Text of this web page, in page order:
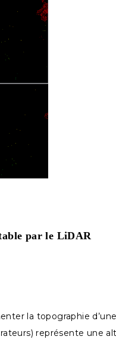
par le LiDAR
la topographie
représente une